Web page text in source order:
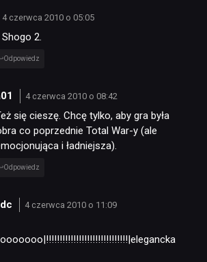
4 czerwca 2010 o 05:05
2.
Odpowiedz
4 czerwca 2010 o 08:42
się cieszę. Chcę tylko, aby gra była
co poprzednie Total War-y (ale
i ładniejsza).
Odpowiedz
4 czerwca 2010 o 11:09